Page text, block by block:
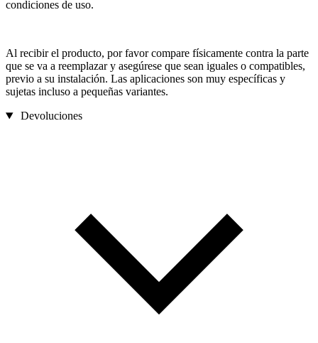
condiciones de uso.
Al recibir el producto, por favor compare físicamente contra la parte
que se va a reemplazar y asegúrese que sean iguales o compatibles,
previo a su instalación. Las aplicaciones son muy específicas y
sujetas incluso a pequeñas variantes.
Devoluciones